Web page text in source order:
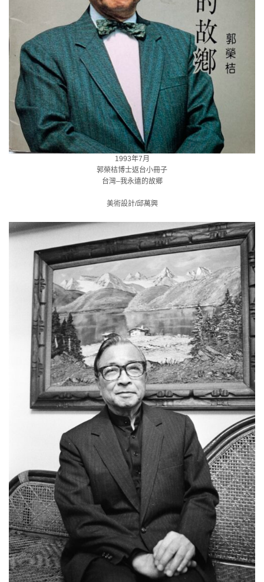
1993年7月
郭榮桔博士返台小冊子
台灣–我永遠的故鄉
美術設計/邱萬興